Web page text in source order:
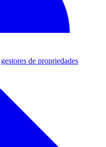
de propriedades